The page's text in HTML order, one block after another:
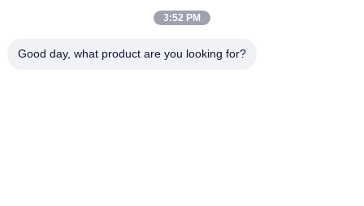
Kleiner Höhepunkt-Fan-bürstet kundenspezifisches
3:52 PM
Good day, what product are you looking for?